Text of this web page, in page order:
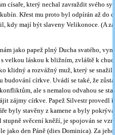
císaře, který nechal zavraždit svého
Křest mu proto byl odpírán až do
kdy mají být slaveny Velikonoce. (A
jako papež plný Ducha svatého,
velkou láskou k bližním, zvláště k
klidný a rozvážný muž, který se
budování církve. Uvádí se také, že
ale s nemalou odvahou se
zájmy církve. Papež Silvestr provedl
byly stavěny z kamene a byly
svěcení kněží, je spojován se
jako den Páně (dies Dominica). Za